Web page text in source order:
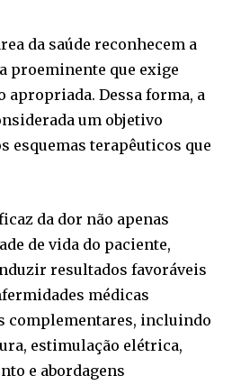
da saúde reconhecem a
proeminente que exige
apropriada. Dessa forma, a
um objetivo
esquemas terapêuticos que
da dor não apenas
de vida do paciente,
resultados favoráveis
médicas
complementares, incluindo
estimulação elétrica,
e abordagens